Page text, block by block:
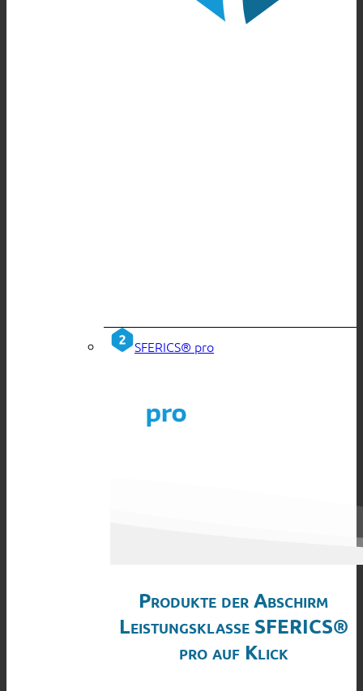
SFERICS® pro
Produkte der Abschirm
Leistungsklasse SFERICS®
pro auf Klick